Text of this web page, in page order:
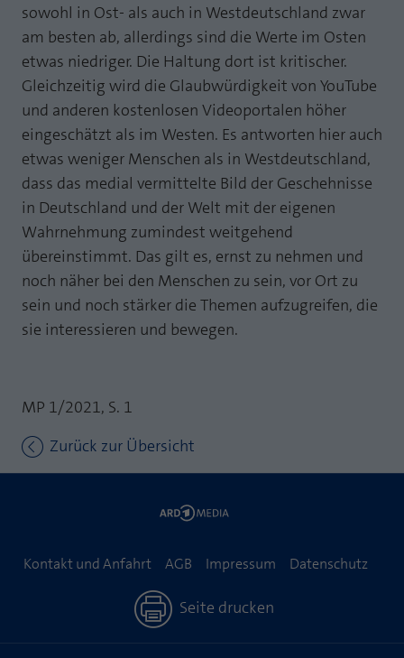
sowohl in Ost- als auch in Westdeutschland zwar
am besten ab, allerdings sind die Werte im Osten
etwas niedriger. Die Haltung dort ist kritischer.
Gleichzeitig wird die Glaubwürdigkeit von YouTube
und anderen kostenlosen Videoportalen höher
eingeschätzt als im Westen. Es antworten hier auch
etwas weniger Menschen als in Westdeutschland,
dass das medial vermittelte Bild der Geschehnisse
in Deutschland und der Welt mit der eigenen
Wahrnehmung zumindest weitgehend
übereinstimmt. Das gilt es, ernst zu nehmen und
noch näher bei den Menschen zu sein, vor Ort zu
sein und noch stärker die Themen aufzugreifen, die
sie interessieren und bewegen.
MP 1/2021, S. 1
Zurück zur Übersicht
Kontakt und Anfahrt AGB Impressum Datenschutz
Seite drucken